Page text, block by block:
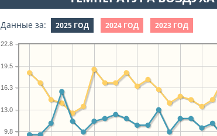
Данные за: 2025 ГОД 2024 ГОД 2023 ГОД
9.8
13.0
16.3
19.5
22.8